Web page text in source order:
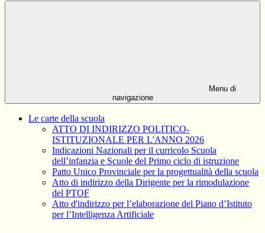
Menu di
navigazione
Le carte della scuola
ATTO DI INDIRIZZO POLITICO-
ISTITUZIONALE PER L'ANNO 2026
Indicazioni Nazionali per il curricolo Scuola
dell’infanzia e Scuole del Primo ciclo di istruzione
Patto Unico Provinciale per la progettualità della scuola
Atto di indirizzo della Dirigente per la rimodulazione
del PTOF
Atto d'indirizzo per l’elaborazione del Piano d’Istituto
per l’Intelligenza Artificiale